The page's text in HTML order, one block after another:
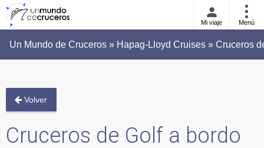
Mi viaje Menú
Un Mundo de Cruceros » Hapag-Lloyd Cruises » Cruceros
Volver
Cruceros de Golf a bordo